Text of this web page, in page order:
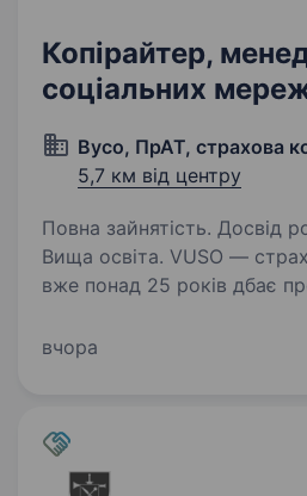
Копірайтер,
соціальних
Вусо, ПрАТ, страхова
5,7 км від центру
Повна зайнятість. Досвід
Вища освіта. VUSO — страхова компанія, яка
вже понад 25 років дбає
ринку. Ми впевнені: страхування — це не про
вчора